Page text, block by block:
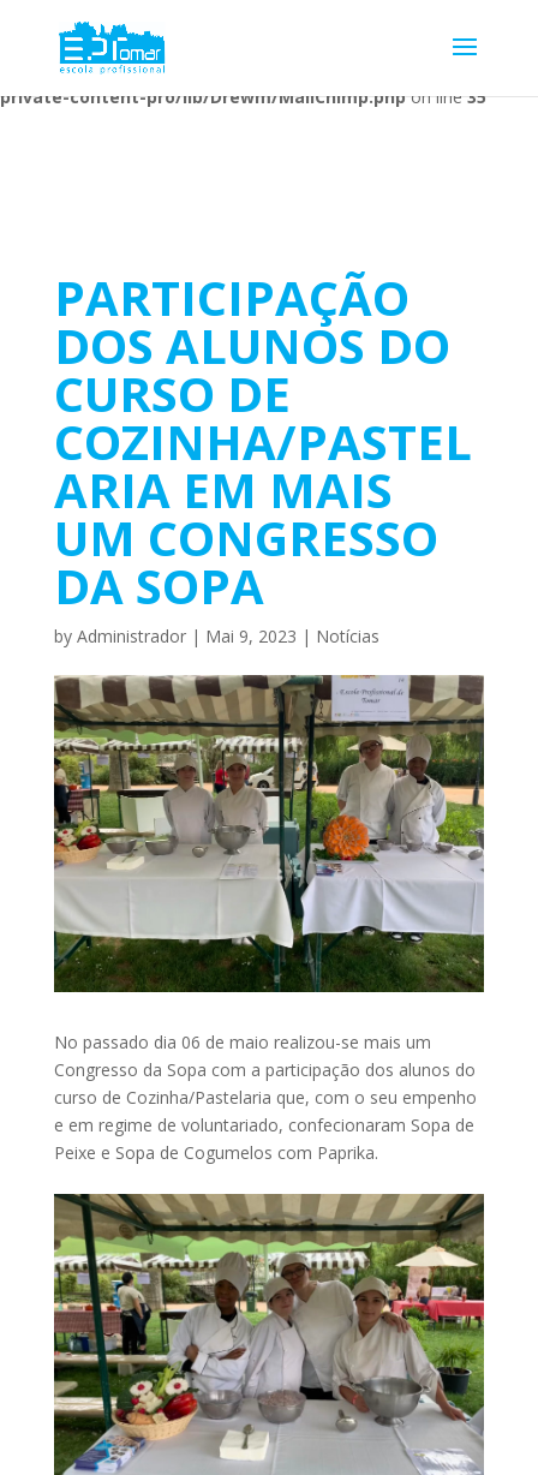
Warning: Undefined array key 1 in
/home/escolaprofission/public_html/wp-content/plugins/wp-
private-content-pro/lib/Drewm/MailChimp.phpon line35
PARTICIPAÇÃO
DOS ALUNOS DO
CURSO DE
COZINHA/PASTEL
ARIA EM MAIS
UM CONGRESSO
DA SOPA
by Administrador| Mai 9, 2023 | Notícias
No passado dia 06 de maio realizou-se mais um
Congresso da Sopa com a participação dos alunos do
curso de Cozinha/Pastelaria que, com o seu empenho
e em regime de voluntariado, confecionaram Sopa de
Peixe e Sopa de Cogumelos com Paprika.